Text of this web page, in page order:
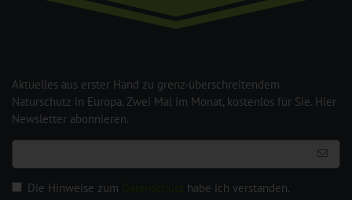
Aktuelles aus erster Hand zu grenz-überschreitendem
Naturschutz in Europa. Zwei Mal im Monat, kostenlos für Sie. Hier
Newsletter abonnieren.
Die Hinweise zum habe ich verstanden.